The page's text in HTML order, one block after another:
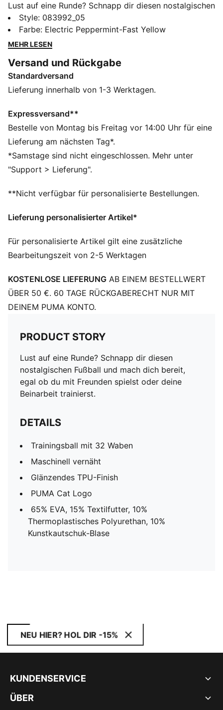
Lust auf eine Runde? Schnapp dir diesen nostalgischen
Fußball und mach dich bereit, egal ob du mit Freunden
spielst oder deine Beinarbeit trainierst.
DETAILS
Maschinell vernäht
Glänzendes TPU-Finish
PUMA Cat Logo
Polyurethan, 10% Kunstkautschuk-Blase
Style: 083992_05
Farbe: Electric Peppermint-Fast Yellow
MEHR LESEN
Versand und Rückgabe
Standardversand
Lieferung innerhalb von 1-3 Werktagen.
Expressversand**
Bestelle von Montag bis Freitag vor 14:00 Uhr für eine
Lieferung am nächsten Tag*.
*Samstage sind nicht eingeschlossen. Mehr unter
"Support > Lieferung".
**Nicht verfügbar für personalisierte Bestellungen.
Lieferung personalisierter Artikel*
Für personalisierte Artikel gilt eine zusätzliche
Bearbeitungszeit von 2-5 Werktagen
KOSTENLOSE LIEFERUNG AB EINEM BESTELLWERT
ÜBER 50 €. 60 TAGE RÜCKGABERECHT NUR MIT
DEINEM PUMA KONTO.
PRODUCT STORY
Lust auf eine Runde? Schnapp dir diesen
nostalgischen Fußball und mach dich bereit,
egal ob du mit Freunden spielst oder deine
Beinarbeit trainierst.
DETAILS
Trainingsball mit 32 Waben
Maschinell vernäht
Glänzendes TPU-Finish
PUMA Cat Logo
65% EVA, 15% Textilfutter, 10%
Thermoplastisches Polyurethan, 10%
Kunstkautschuk-Blase
NEU HIER? HOL DIR -15%
KUNDENSERVICE
ÜBER